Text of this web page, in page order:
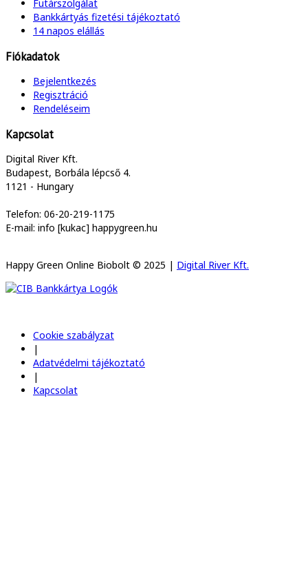
Futárszolgálat
Bankkártyás fizetési tájékoztató
14 napos elállás
Fiókadatok
Bejelentkezés
Regisztráció
Rendeléseim
Kapcsolat
Digital River Kft.
Budapest, Borbála lépcső 4.
1121 - Hungary
Telefon: 06-20-219-1175
E-mail: info [kukac] happygreen.hu
Happy Green Online Biobolt © 2025 | Digital River Kft.
Cookie szabályzat
|
Adatvédelmi tájékoztató
|
Kapcsolat